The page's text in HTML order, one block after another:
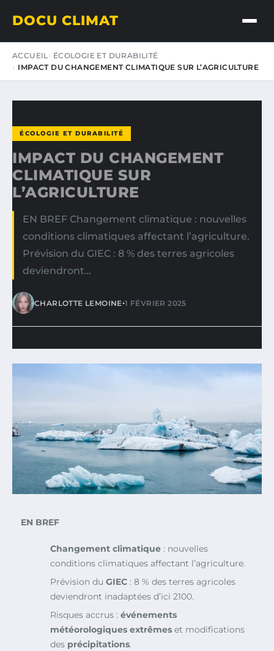
DOCU CLIMAT
ACCUEIL
ÉCOLOGIE ET DURABILITÉ
IMPACT DU CHANGEMENT CLIMATIQUE SUR L’AGRICULTURE
ÉCOLOGIE ET DURABILITÉ
IMPACT DU CHANGEMENT
CLIMATIQUE SUR
L’AGRICULTURE
EN BREF Changement climatique : nouvelles
conditions climatiques affectant l’agriculture.
Prévision du GIEC : 8 % des terres agricoles
deviendront…
CHARLOTTE LEMOINE•1 FÉVRIER 2025
EN BREF
Changement climatique : nouvelles
conditions climatiques affectant l’agriculture.
Prévision du GIEC : 8 % des terres agricoles
deviendront inadaptées d’ici 2100.
Risques accrus : événements
météorologiques extrêmes et modifications
des précipitations.